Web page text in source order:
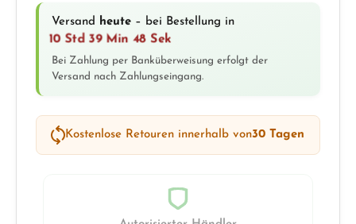
Versand heute – bei Bestellung in
10 Std 39 Min 48 Sek
Bei Zahlung per Banküberweisung erfolgt der
Versand nach Zahlungseingang.
Kostenlose Retouren innerhalb von30 Tagen